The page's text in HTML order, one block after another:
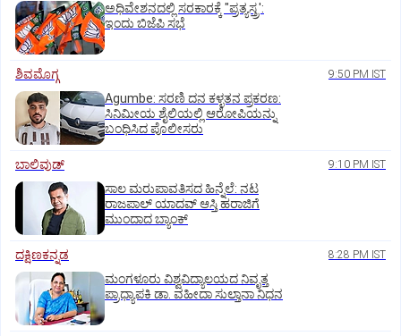
ಅಧಿವೇಶನದಲ್ಲಿ ಸರಕಾರಕ್ಕೆ "ಪ್ರತ್ಯಸ್ತ್ರ':
ಇಂದು ಬಿಜೆಪಿ ಸಭೆ
ಶಿವಮೊಗ್ಗ 9:50 PM IST
Agumbe: ಸರಣಿ ದನ ಕಳ್ಳತನ ಪ್ರಕರಣ:
ಸಿನಿಮೀಯ ಶೈಲಿಯಲ್ಲಿ ಆರೋಪಿಯನ್ನು
ಬಂಧಿಸಿದ ಪೊಲೀಸರು
ಬಾಲಿವುಡ್‌ 9:10 PM IST
ಸಾಲ ಮರುಪಾವತಿಸದ ಹಿನ್ನೆಲೆ: ನಟ
ರಾಜಪಾಲ್ ಯಾದವ್‌ ಆಸ್ತಿ ಹರಾಜಿಗೆ
ಮುಂದಾದ ಬ್ಯಾಂಕ್
ದಕ್ಷಿಣಕನ್ನಡ 8:28 PM IST
ಮಂಗಳೂರು ವಿಶ್ವವಿದ್ಯಾಲಯದ ನಿವೃತ್ತ
ಪ್ರಾಧ್ಯಾಪಕಿ ಡಾ. ವಹೀದಾ ಸುಲ್ತಾನಾ ನಿಧನ